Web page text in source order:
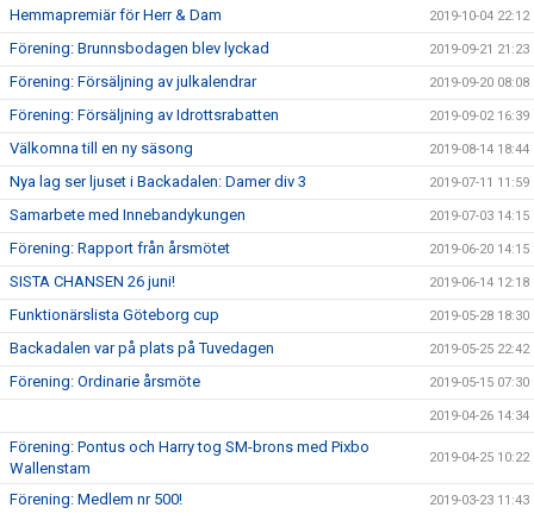
Hemmapremiär för Herr & Dam 2019-10-04 22:12
Förening: Brunnsbodagen blev lyckad 2019-09-21 21:23
Förening: Försäljning av julkalendrar 2019-09-20 08:08
Förening: Försäljning av Idrottsrabatten 2019-09-02 16:39
Välkomna till en ny säsong 2019-08-14 18:44
Nya lag ser ljuset i Backadalen: Damer div 3 2019-07-11 11:59
Samarbete med Innebandykungen 2019-07-03 14:15
Förening: Rapport från årsmötet 2019-06-20 14:15
SISTA CHANSEN 26 juni! 2019-06-14 12:18
Funktionärslista Göteborg cup 2019-05-28 18:30
Backadalen var på plats på Tuvedagen 2019-05-25 22:42
Förening: Ordinarie årsmöte 2019-05-15 07:30
2019-04-26 14:34
Förening: Pontus och Harry tog SM-brons med Pixbo
Wallenstam
2019-04-25 10:22
Förening: Medlem nr 500! 2019-03-23 11:43